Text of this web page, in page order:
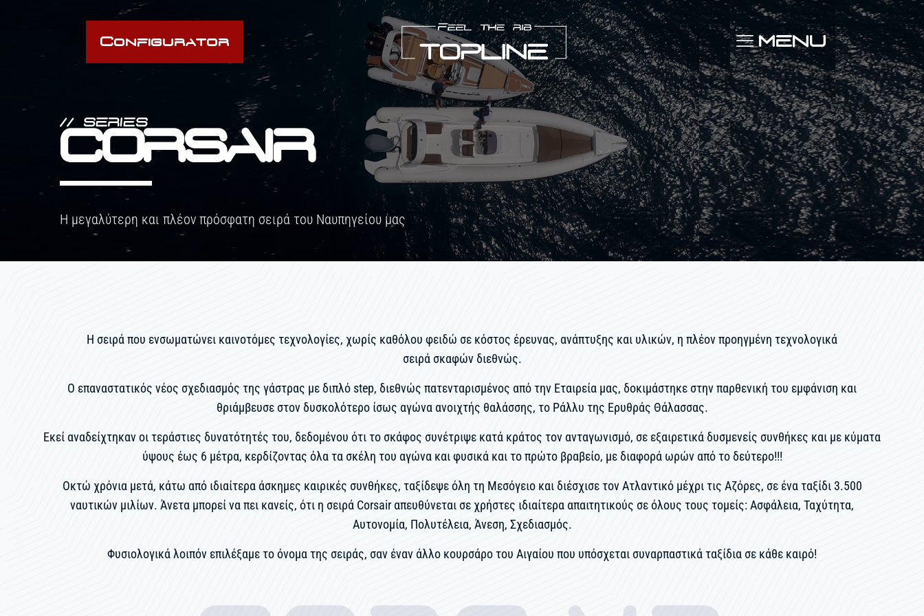
Configurator
// SERIES
CORSAIR
Η μεγαλύτερη και πλέον πρόσφατη σειρά του Ναυπηγείου μας
Η σειρά που ενσωματώνει καινοτόμες τεχνολογίες, χωρίς καθόλου φειδώ σε κόστος έρευνας, ανάπτυξης και υλικών, η πλέον προηγμένη τεχνολογικά
σειρά σκαφών διεθνώς.
Ο επαναστατικός νέος σχεδιασμός της γάστρας με διπλό step, διεθνώς πατενταρισμένος από την Εταιρεία μας, δοκιμάστηκε στην παρθενική του εμφάνιση και
θριάμβευσε στον δυσκολότερο ίσως αγώνα ανοιχτής θαλάσσης, το Ράλλυ της Ερυθράς Θάλασσας.
Εκεί αναδείχτηκαν οι τεράστιες δυνατότητές του, δεδομένου ότι το σκάφος συνέτριψε κατά κράτος τον ανταγωνισμό, σε εξαιρετικά δυσμενείς συνθήκες και με κύματα
ύψους έως 6 μέτρα, κερδίζοντας όλα τα σκέλη του αγώνα και φυσικά και το πρώτο βραβείο, με διαφορά ωρών από το δεύτερο!!!
Οκτώ χρόνια μετά, κάτω από ιδιαίτερα άσκημες καιρικές συνθήκες, ταξίδεψε όλη τη Μεσόγειο και διέσχισε τον Ατλαντικό μέχρι τις Αζόρες, σε ένα ταξίδι 3.500
ναυτικών μιλίων. Άνετα μπορεί να πει κανείς, ότι η σειρά Corsair απευθύνεται σε χρήστες ιδιαίτερα απαιτητικούς σε όλους τους τομείς: Ασφάλεια, Ταχύτητα,
Αυτονομία, Πολυτέλεια, Άνεση, Σχεδιασμός.
Φυσιολογικά λοιπόν επιλέξαμε το όνομα της σειράς, σαν έναν άλλο κουρσάρο του Αιγαίου που υπόσχεται συναρπαστικά ταξίδια σε κάθε καιρό!